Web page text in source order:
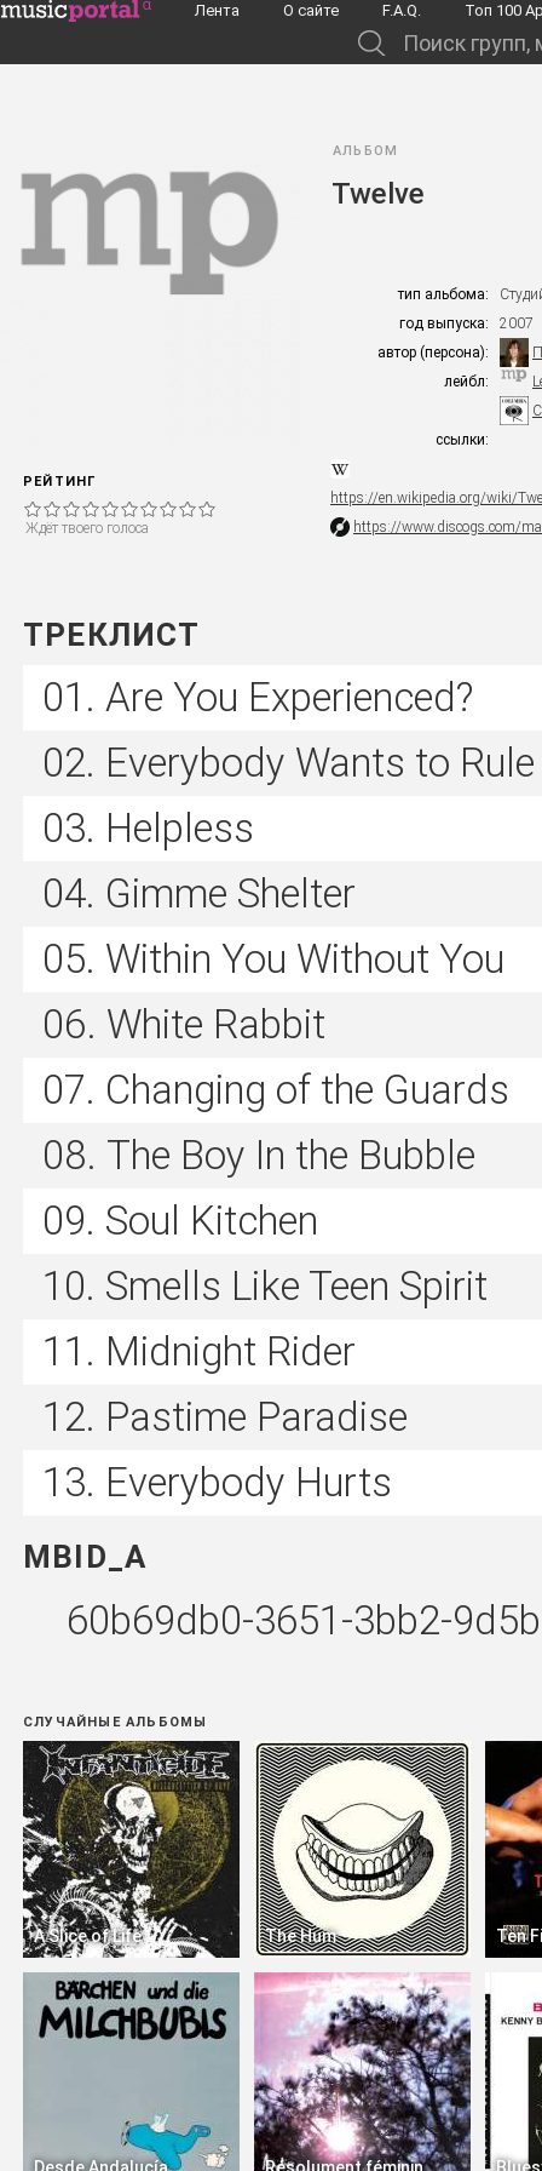
Перейти к основному содержанию
Лента О сайте F.A.Q. Toп 100
РЕЙТИНГ
Ждёт твоего голоса
АЛЬБОМ
Twelve
тип альбома:
год выпуска:
2007
автор (персона):
лейбл:
ссылки:
https://en.wikipedia.org/wiki/
https://www.discogs.com/
ТРЕКЛИСТ
Are You Experienced?
Everybody Wants to
Helpless
Gimme Shelter
Within You Without You
White Rabbit
Changing of the Guards
The Boy In the Bubble
Soul Kitchen
Smells Like Teen Spirit
Midnight Rider
Pastime Paradise
Everybody Hurts
MBID_A
60b69db0-3651-3bb2-
СЛУЧАЙНЫЕ АЛЬБОМЫ
A Slice of Life The Hum Ten